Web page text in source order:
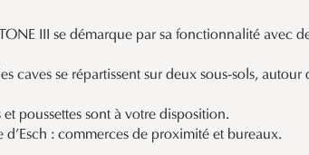
III se démarque par sa fonctionnalité avec
caves se répartissent sur deux sous-sols,
poussettes sont à votre disposition.
d’Esch : commerces de proximité et bureaux.